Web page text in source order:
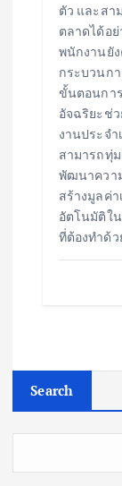
ตัว และสา
ตลาดได้อ
พนักงานยั
กระบวนก
ขั้นตอนกา
อัจฉริยะช่
งานประจ
สามารถทุ่
พัฒนาควา
สร้างมูลค่
อัตโนมัติใ
ที่ต้องทำด้
Search